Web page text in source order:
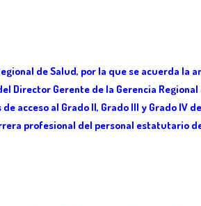
de Salud, por la que se acuerda
Director Gerente de la Gerencia
acceso al Grado II, Grado III y Grado IV
profesional del personal estatutario